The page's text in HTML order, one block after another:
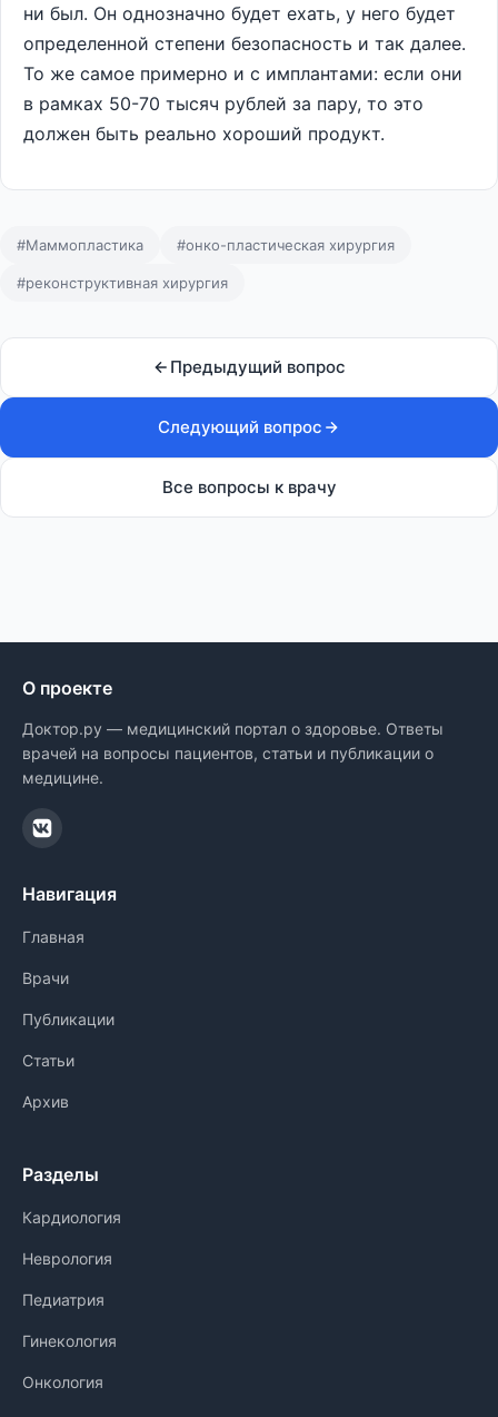
ни был. Он однозначно будет ехать, у него будет
определенной степени безопасность и так далее.
То же самое примерно и с имплантами: если они
в рамках 50-70 тысяч рублей за пару, то это
должен быть реально хороший продукт.
#Маммопластика #онко-пластическая хирургия
#реконструктивная хирургия
Предыдущий вопрос
Следующий вопрос
Все вопросы к врачу
О проекте
Доктор.ру — медицинский портал о здоровье. Ответы
врачей на вопросы пациентов, статьи и публикации о
медицине.
Навигация
Главная
Врачи
Публикации
Статьи
Архив
Разделы
Кардиология
Неврология
Педиатрия
Гинекология
Онкология